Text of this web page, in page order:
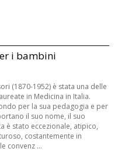
i bambini
(1870-1952) è stata una delle
in Medicina in Italia.
per la sua pedagogia e per
il suo nome, il suo
è stato eccezionale, atipico,
costantemente in
convenz ...